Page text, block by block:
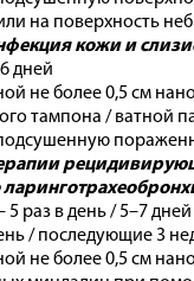
на поверхность
кожи и
дней
не более 0,5 см
тампона / ватной
раз в день / 5–7 дней
/ последующие 3
не более 0,5 см